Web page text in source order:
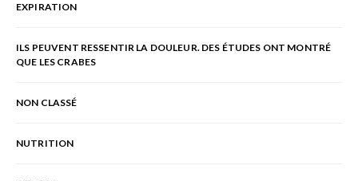
EXPIRATION
ILS PEUVENT RESSENTIR LA DOULEUR. DES ÉTUDES ONT MONTRÉ
QUE LES CRABES
NON CLASSÉ
NUTRITION